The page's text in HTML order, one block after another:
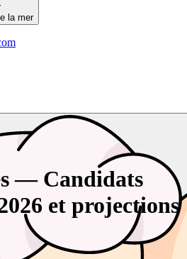
la mer
— Candidats
et projections